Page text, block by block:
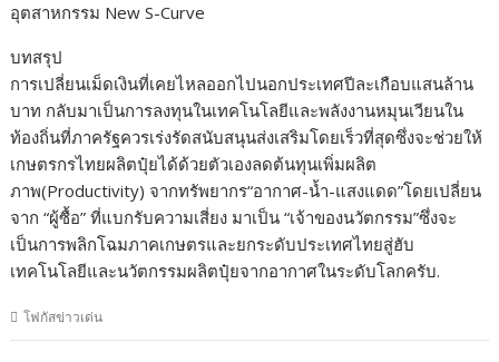
อุตสาหกรรม New S-Curve
บทสรุป
การเปลี่ยนเม็ดเงินที่เคยไหลออกไปนอกประเทศปีละเกือบแสนล้าน
บาท กลับมาเป็นการลงทุนในเทคโนโลยีและพลังงานหมุนเวียนใน
ท้องถิ่นที่ภาครัฐควรเร่งรัดสนับสนุนส่งเสริมโดยเร็วที่สุดซึ่งจะช่วยให้
เกษตรกรไทยผลิตปุ๋ยได้ด้วยตัวเองลดต้นทุนเพิ่มผลิต
ภาพ(Productivity) จากทรัพยากร“อากาศ-น้ำ-แสงแดด”โดยเปลี่ยน
จาก “ผู้ซื้อ” ที่แบกรับความเสี่ยง มาเป็น “เจ้าของนวัตกรรม”ซึ่งจะ
เป็นการพลิกโฉมภาคเกษตรและยกระดับประเทศไทยสู่ฮับ
เทคโนโลยีและนวัตกรรมผลิตปุ๋ยจากอากาศในระดับโลกครับ.
โฟกัสข่าวเด่น